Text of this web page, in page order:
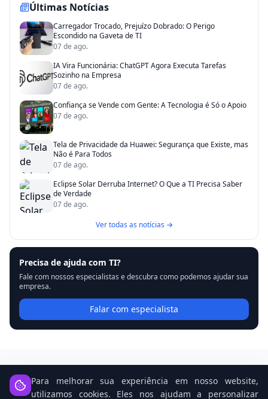
Últimas Notícias
Carregador Trocado, Prejuízo Dobrado: O Perigo
Escondido na Gaveta de TI
07 de ago.
IA Vira Funcionária: ChatGPT Agora Executa Tarefas
Sozinho na Empresa
07 de ago.
Confiança se Vende com Gente: A Tecnologia é Só o Apoio
07 de ago.
Tela de Privacidade da Huawei: Segurança que Existe, mas
Não é Para Todos
07 de ago.
Eclipse Solar Derruba Internet? O Que a TI Precisa Saber
de Verdade
07 de ago.
Ver todas as notícias →
Precisa de ajuda com TI?
Fale com nossos especialistas e descubra como podemos ajudar sua
empresa.
Falar com especialista
Para melhorar sua experiência em nosso website,
utilizamos cookies. Eles nos ajudam a personalizar